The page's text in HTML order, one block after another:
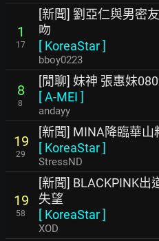
1
17
[新聞] 劉亞仁與男密
吻
[ KoreaStar]
bboy0223
8
8
[閒聊] 妹神 張惠妹
[A-MEI ]
andayy
19
29
[新聞] MINA降臨華
[ KoreaStar]
StressND
19
58
[新聞] BLACKPINK
失望
[ KoreaStar]
XOD